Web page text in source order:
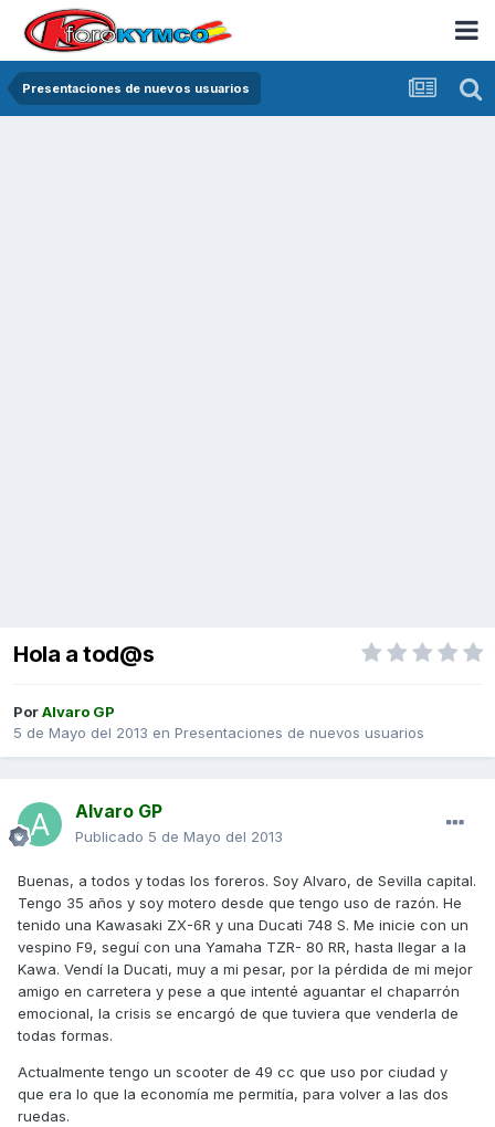
Presentaciones de nuevos usuarios
Hola a tod@s
PorAlvaro GP
5 de Mayo del 2013 en Presentaciones de nuevos usuarios
Alvaro GP
Publicado 5 de Mayo del 2013
Buenas, a todos y todas los foreros. Soy Alvaro, de Sevilla capital.
Tengo 35 años y soy motero desde que tengo uso de razón. He
tenido una Kawasaki ZX-6R y una Ducati 748 S. Me inicie con un
vespino F9, seguí con una Yamaha TZR- 80 RR, hasta llegar a la
Kawa. Vendí la Ducati, muy a mi pesar, por la pérdida de mi mejor
amigo en carretera y pese a que intenté aguantar el chaparrón
emocional, la crisis se encargó de que tuviera que venderla de
todas formas.
Actualmente tengo un scooter de 49 cc que uso por ciudad y
que era lo que la economía me permitía, para volver a las dos
ruedas.